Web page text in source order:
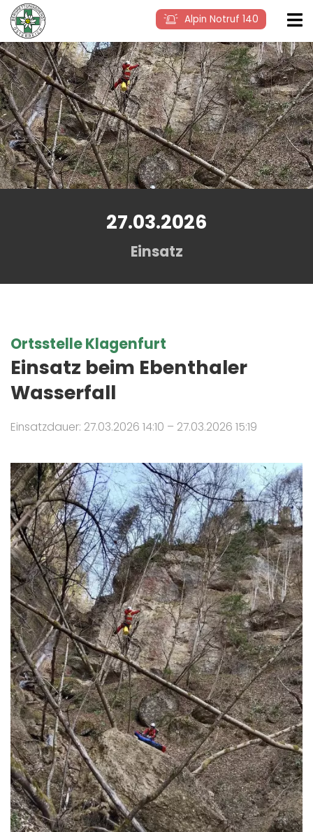
Alpin Notruf 140
27.03.2026
Einsatz
Ortsstelle Klagenfurt
Einsatz beim Ebenthaler
Wasserfall
Einsatzdauer: 27.03.2026 14:10 – 27.03.2026 15:19